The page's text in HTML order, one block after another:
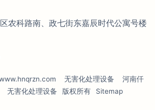
农科路南、政七街东嘉辰时代公寓号楼
无害化处理设备
河南仟
无害化处理设备 版权所有 Sitemap